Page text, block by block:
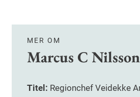
MER OM
Marcus C Nilsson
Titel: Regionchef Veidekke